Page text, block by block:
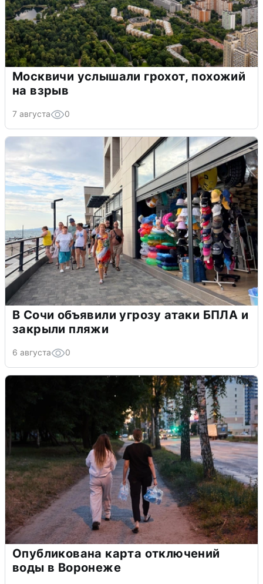
Москвичи услышали грохот, похожий
на взрыв
7 августа 0
В Сочи объявили угрозу атаки БПЛА и
закрыли пляжи
6 августа 0
Опубликована карта отключений
воды в Воронеже